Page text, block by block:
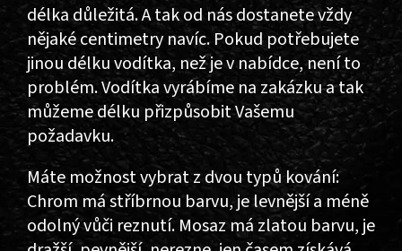
délka důležitá. A tak od nás dostanete vždy
nějaké centimetry navíc. Pokud potřebujete
jinou délku vodítka, než je v nabídce, není to
problém. Vodítka vyrábíme na zakázku a tak
můžeme délku přizpůsobit Vašemu
požadavku.
Máte možnost vybrat z dvou typů kování:
Chrom má stříbrnou barvu, je levnější a méně
odolný vůči reznutí. Mosaz má zlatou barvu, je